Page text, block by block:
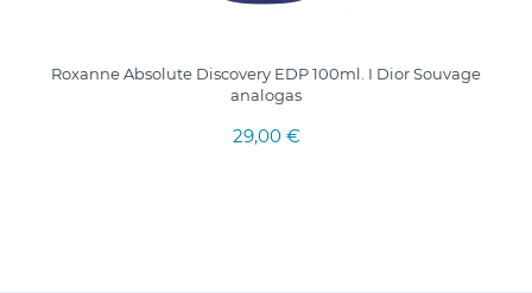
Roxanne Absolute Discovery EDP 100ml. I Dior Souvage
analogas
29,00 €